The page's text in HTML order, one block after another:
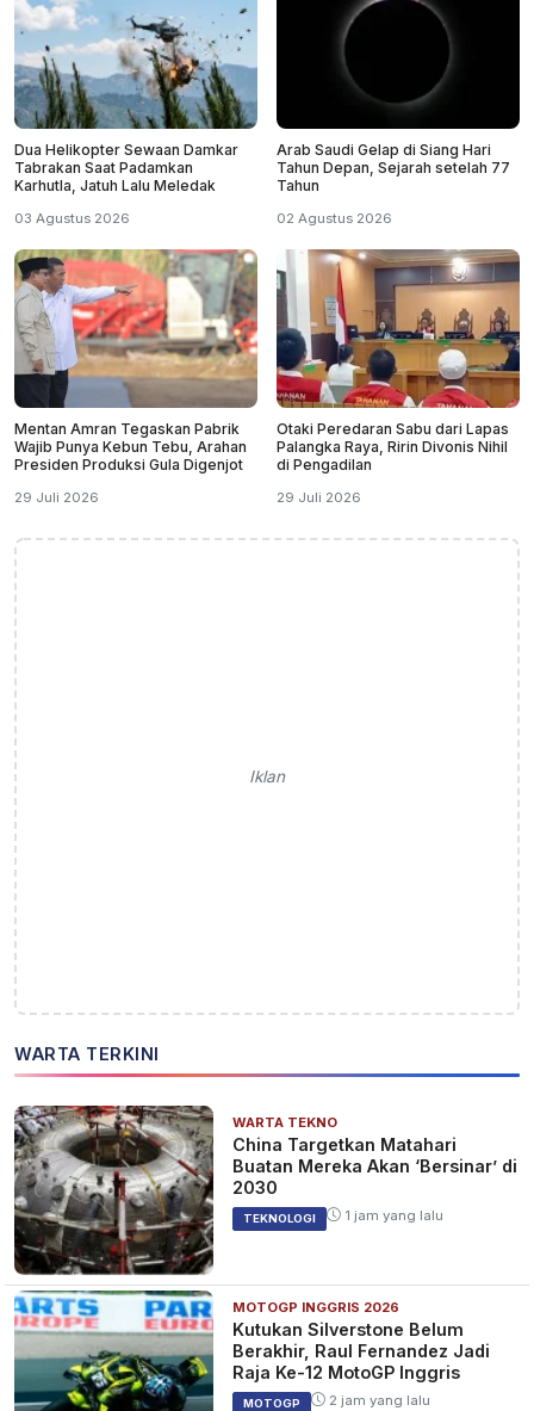
Dua Helikopter Sewaan Damkar
Tabrakan Saat Padamkan
Karhutla, Jatuh Lalu Meledak
03 Agustus 2026
Arab Saudi Gelap di Siang Hari
Tahun Depan, Sejarah setelah 77
Tahun
02 Agustus 2026
Mentan Amran Tegaskan Pabrik
Wajib Punya Kebun Tebu, Arahan
Presiden Produksi Gula Digenjot
29 Juli 2026
Otaki Peredaran Sabu dari Lapas
Palangka Raya, Ririn Divonis Nihil
di Pengadilan
29 Juli 2026
Iklan
WARTA TERKINI
WARTA TEKNO
China Targetkan Matahari
Buatan Mereka Akan ‘Bersinar’ di
2030
TEKNOLOGI 1 jam yang lalu
MOTOGP INGGRIS 2026
Kutukan Silverstone Belum
Berakhir, Raul Fernandez Jadi
Raja Ke-12 MotoGP Inggris
MOTOGP 2 jam yang lalu